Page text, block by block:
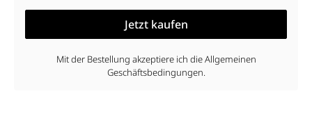
Jetzt kaufen
Mit der Bestellung akzeptiere ich die Allgemeinen
Geschäftsbedingungen.